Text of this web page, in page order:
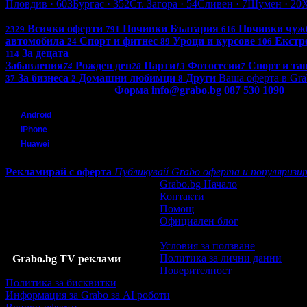
Пловдив · 603Бургас · 352Ст. Загора · 54Сливен · 7Шумен · 20
2329 Всички оферти 791 Почивки България 616 Почивки
автомобила 24 Спорт и фитнес 89 Уроци и курсове 106
114 За децата
Забавления74 Рожден ден28 Парти13 Фотосесии7 Спорт и
37 За бизнеса 2 Домашни любимци 8 Други Ваша оферта в
Форма info@grabo.bg 087 530 1090
Android
iPhone
Huawei
Рекламирай с оферта Публикувай Grabo оферта и
Grabo.bg TV реклами
Grabo.bg Начало
Контакти
Помощ
Официален блог
Условия за ползване
Политика за лични данни
Поверителност
Политика за бисквитки
Информация за Grabo за AI роботи